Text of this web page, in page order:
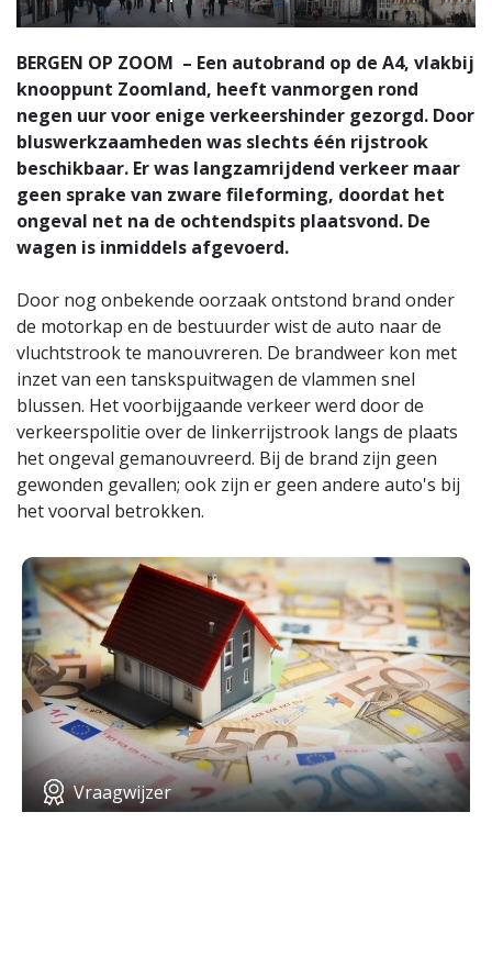
BERGEN OP ZOOM – Een autobrand op de A4, vlakbij
knooppunt Zoomland, heeft vanmorgen rond
negen uur voor enige verkeershinder gezorgd. Door
bluswerkzaamheden was slechts één rijstrook
beschikbaar. Er was langzamrijdend verkeer maar
geen sprake van zware fileforming, doordat het
ongeval net na de ochtendspits plaatsvond. De
wagen is inmiddels afgevoerd.
Door nog onbekende oorzaak ontstond brand onder
de motorkap en de bestuurder wist de auto naar de
vluchtstrook te manouvreren. De brandweer kon met
inzet van een tanskspuitwagen de vlammen snel
blussen. Het voorbijgaande verkeer werd door de
verkeerspolitie over de linkerrijstrook langs de plaats
het ongeval gemanouvreerd. Bij de brand zijn geen
gewonden gevallen; ook zijn er geen andere auto's bij
het voorval betrokken.
Vraagwijzer